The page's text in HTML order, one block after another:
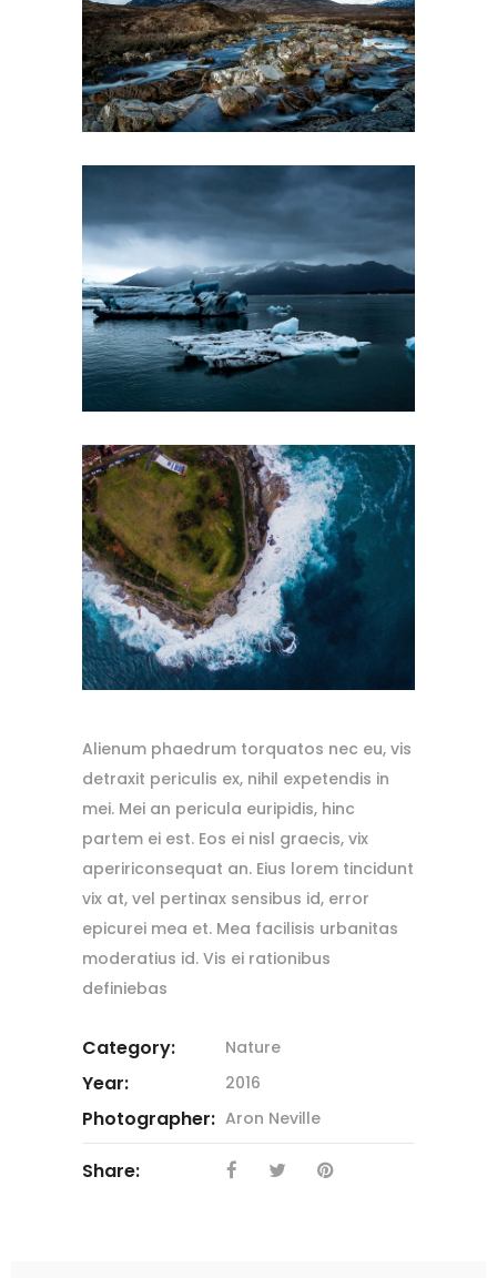
Alienum phaedrum torquatos nec eu, vis
detraxit periculis ex, nihil expetendis in
mei. Mei an pericula euripidis, hinc
partem ei est. Eos ei nisl graecis, vix
apeririconsequat an. Eius lorem tincidunt
vix at, vel pertinax sensibus id, error
epicurei mea et. Mea facilisis urbanitas
moderatius id. Vis ei rationibus
definiebas
Category: Nature
Year: 2016
Photographer: Aron Neville
Share: